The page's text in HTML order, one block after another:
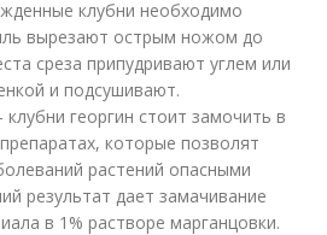
клубни необходимо
вырезают острым ножом до
среза припудривают углем или
и подсушивают.
георгин стоит замочить в
которые позволят
растений опасными
результат дает замачивание
в 1% растворе марганцовки.